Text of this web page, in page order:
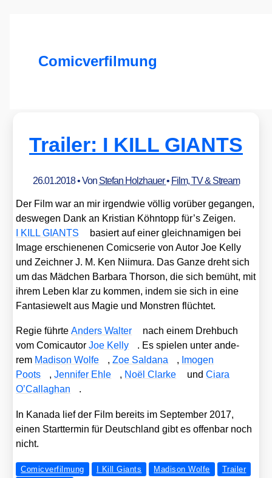
Comicverfilmung
Trailer: I KILL GIANTS
26.01.2018• Von Stefan Holzhauer• Film, TV & Stream
Der Film war an mir irgend­wie völ­lig vor­über gegan­gen,
des­we­gen Dank an Kris­ti­an Köhn­topp für’s Zei­gen.
I KILL GIANTS
basiert auf einer gleich­na­mi­gen bei
Image erschie­ne­nen Comic­se­rie von Autor Joe Kel­ly
und Zeich­ner J. M. Ken Nii­mu­ra. Das Gan­ze dreht sich
um das Mäd­chen Bar­ba­ra Thor­son, die sich bemüht, mit
ihrem Leben klar zu kom­men, indem sie sich in eine
Fan­ta­sie­welt aus Magie und Mons­tren flüch­tet.
Regie führ­teAnders Wal­ter
nach einem Dreh­buch
vom Comic­au­torJoe Kel­ly
. Es spie­len unter ande­
rem Madi­son Wol­fe ,Zoe Sald­a­na , Imo­gen
Poots
,Jen­ni­fer Ehle , Noël Clar­ke undCia­ra
O’Cal­lag­han
.
In Kana­da lief der Film bereits im Sep­tem­ber 2017,
einen Start­ter­min für Deutsch­land gibt es offen­bar noch
nicht.
Comicverfilmung I Kill Giants Madison Wolfe
Trailer